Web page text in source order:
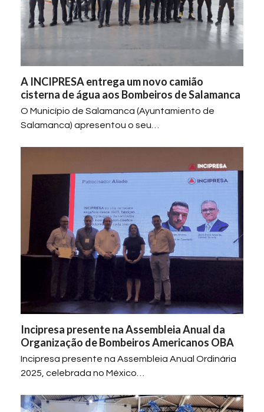
A INCIPRESA entrega um novo camião
cisterna de água aos Bombeiros de Salamanca
O Município de Salamanca (Ayuntamiento de
Salamanca) apresentou o seu…
Incipresa presente na Assembleia Anual da
Organização de Bombeiros Americanos OBA
Incipresa presente na Assembleia Anual Ordinária
2025, celebrada no México…